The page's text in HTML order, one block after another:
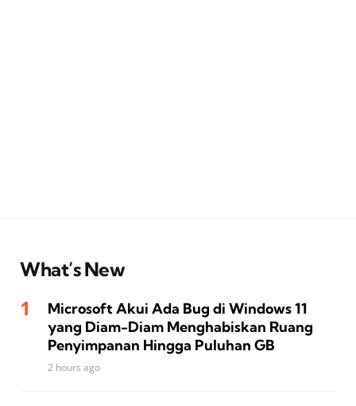
What’s New
Microsoft Akui Ada Bug di Windows 11
yang Diam-Diam Menghabiskan Ruang
Penyimpanan Hingga Puluhan GB
2 hours ago